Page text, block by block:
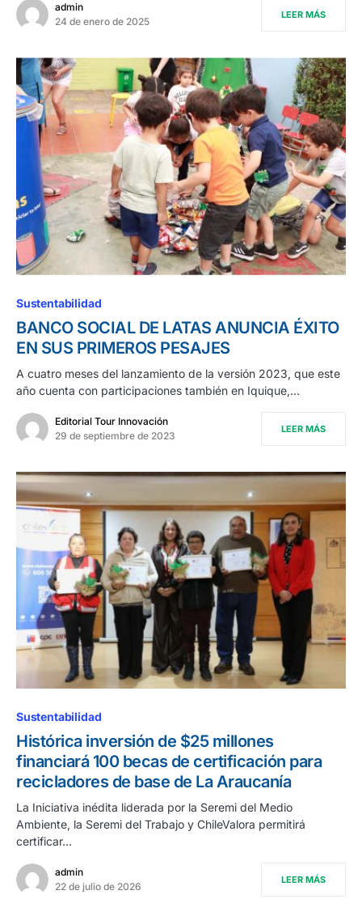
admin
24 de enero de 2025
LEER MÁS
Sustentabilidad
BANCO SOCIAL DE LATAS ANUNCIA ÉXITO
EN SUS PRIMEROS PESAJES
A cuatro meses del lanzamiento de la versión 2023, que este
año cuenta con participaciones también en Iquique,…
Editorial Tour Innovación
29 de septiembre de 2023
LEER MÁS
Sustentabilidad
Histórica inversión de $25 millones
financiará 100 becas de certificación para
recicladores de base de La Araucanía
La Iniciativa inédita liderada por la Seremi del Medio
Ambiente, la Seremi del Trabajo y ChileValora permitirá
certificar…
admin
22 de julio de 2026
LEER MÁS